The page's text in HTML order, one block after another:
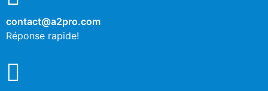
contact@a2pro.com
Réponse rapide!